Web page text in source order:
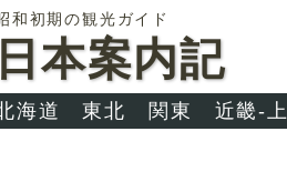
和初期の観光ガイド
日本案内記
海道 東北 関東 近畿-上